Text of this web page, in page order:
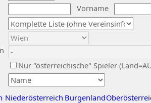
Vorname
Nur "österreichische" Spieler
Niederösterreich Burgenland